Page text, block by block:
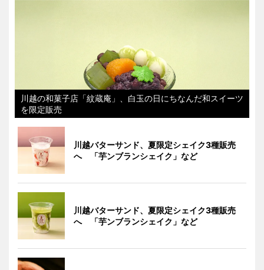
川越の和菓子店「紋蔵庵」、白玉の日にちなんだ和スイーツ
を限定販売
川越バターサンド、夏限定シェイク3種販売
へ 「芋ンブランシェイク」など
川越バターサンド、夏限定シェイク3種販売
へ 「芋ンブランシェイク」など